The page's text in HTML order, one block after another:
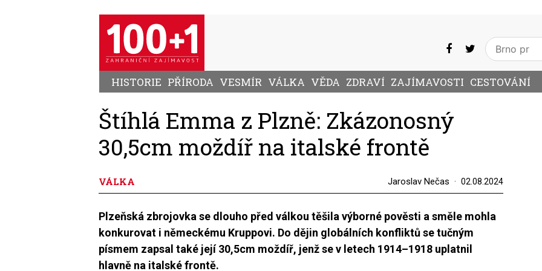
HISTORIE PŘÍRODA VESMÍR VÁLKA VĚDA ZDRAVÍ ZAJÍMAVOSTI CESTOVÁNÍ
Štíhlá Emma z Plzně: Zkázonosný
30,5cm moždíř na italské frontě
VÁLKA Jaroslav Nečas 02.08.2024
Plzeňská zbrojovka se dlouho před válkou těšila výborné pověsti a směle mohla
konkurovat i německému Kruppovi. Do dějin globálních konfliktů se tučným
písmem zapsal také její 30,5cm moždíř, jenž se v letech 1914–1918 uplatnil
hlavně na italské frontě.